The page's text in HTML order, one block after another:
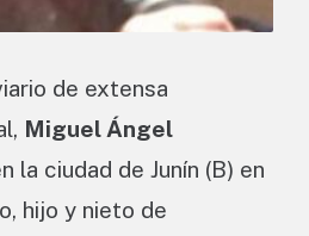
de extensa
Miguel Ángel
la ciudad de Junín (B) en
hijo y nieto de